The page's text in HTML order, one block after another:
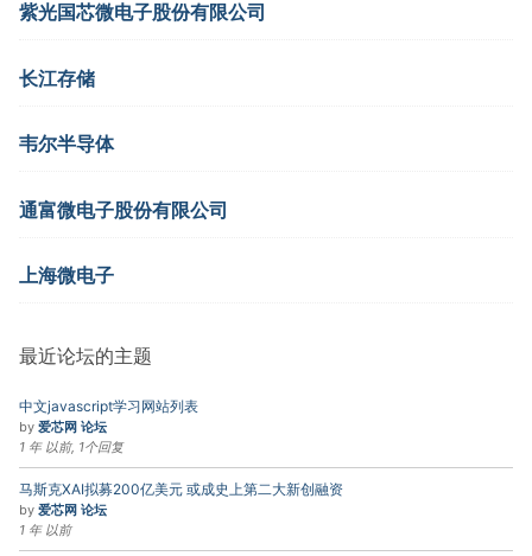
紫光国芯微电子股份有限公司
长江存储
韦尔半导体
通富微电子股份有限公司
上海微电子
最近论坛的主题
中文javascript学习网站列表
by 爱芯网 论坛
1 年 以前, 1个回复
马斯克XAI拟募200亿美元 或成史上第二大新创融资
by 爱芯网 论坛
1 年 以前